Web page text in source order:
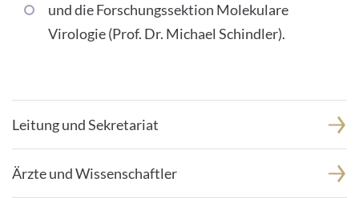
und die Forschungssektion Molekulare
Virologie (Prof. Dr. Michael Schindler).
Leitung und Sekretariat
Ärzte und Wissenschaftler